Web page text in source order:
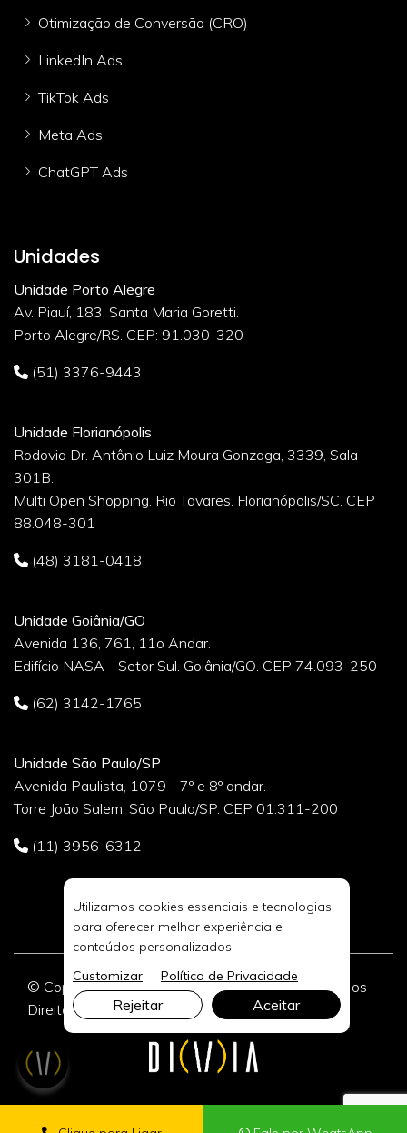
Otimização de Conversão (CRO)
LinkedIn Ads
TikTok Ads
Meta Ads
ChatGPT Ads
Unidades
Unidade Porto Alegre
Av. Piauí, 183. Santa Maria Goretti.
Porto Alegre/RS. CEP: 91.030-320
(51) 3376-9443
Unidade Florianópolis
Rodovia Dr. Antônio Luiz Moura Gonzaga, 3339, Sala
301B.
Multi Open Shopping. Rio Tavares. Florianópolis/SC. CEP
88.048-301
(48) 3181-0418
Unidade Goiânia/GO
Avenida 136, 761, 11o Andar.
Edifício NASA - Setor Sul. Goiânia/GO. CEP 74.093-250
(62) 3142-1765
Unidade São Paulo/SP
Avenida Paulista, 1079 - 7º e 8º andar.
Torre João Salem. São Paulo/SP. CEP 01.311-200
(11) 3956-6312
© Copyright 2026 DIVIA Marketing Digital. Todos os
Direitos Reservados.
Utilizamos cookies essenciais e tecnologias
para oferecer melhor experiência e
conteúdos personalizados.
Customizar
Política de Privacidade
Rejeitar Aceitar